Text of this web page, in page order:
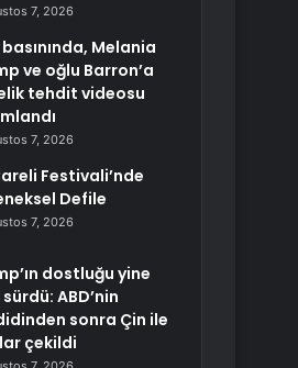
7, 2026
Melania
ve oğlu Barron’a
tehdit videosu
7, 2026
Festivali’nde
Defile
7, 2026
dostluğu yine
sürdü: ABD’nin
sonra Çin ile
çekildi